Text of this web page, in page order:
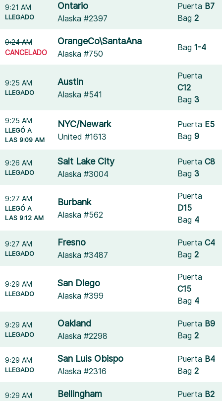
9:21 AM
LLEGADO
Ontario
Alaska #2397
Puerta B7
Bag2
9:24 AM
CANCELADO
OrangeCo\SantaAna
Alaska #750
Bag1-4
9:25 AM
LLEGADO
Austin
Alaska #541
Puerta
C12
Bag3
9:25 AM
LLEGÓ A
LAS 9:09 AM
NYC/Newark
United #1613
Puerta E5
Bag9
9:26 AM
LLEGADO
Salt Lake City
Alaska #3004
PuertaC8
Bag3
9:27 AM
LLEGÓ A
LAS 9:12 AM
Burbank
Alaska #562
Puerta
D15
Bag 4
9:27 AM
LLEGADO
Fresno
Alaska #3487
PuertaC4
Bag2
9:29 AM
LLEGADO
San Diego
Alaska #399
Puerta
C15
Bag 4
9:29 AM
LLEGADO
Oakland
Alaska #2298
Puerta B9
Bag2
9:29 AM
LLEGADO
San Luis Obispo
Alaska #2316
Puerta B4
Bag2
9:29 AM Bellingham Puerta B2